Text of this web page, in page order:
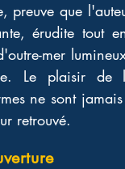
preuve que
érudite tout
mer
Le plaisir de
ne sont
retrouvé.